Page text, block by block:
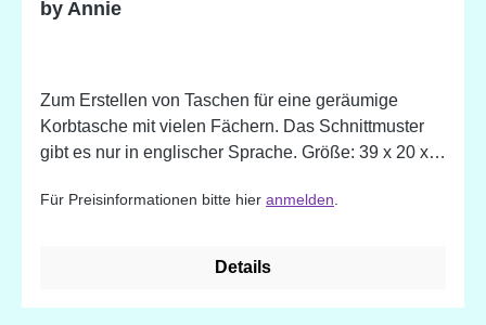
by Annie
Zum Erstellen von Taschen für eine geräumige
Korbtasche mit vielen Fächern. Das Schnittmuster
gibt es nur in englischer Sprache. Größe: 39 x 20 x
Für Preisinformationen bitte hier anmelden
Details